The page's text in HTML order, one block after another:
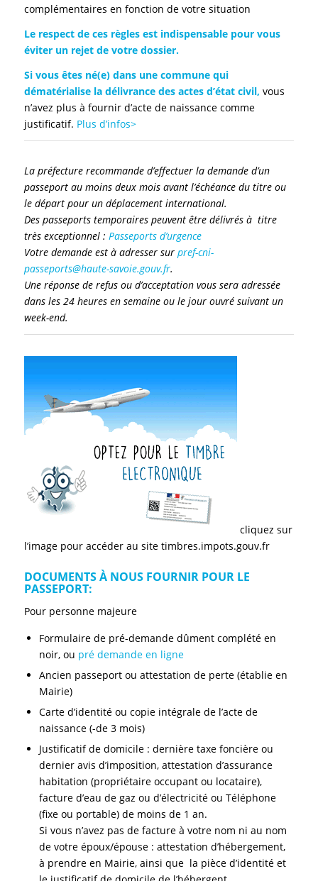
complémentaires en fonction de votre situation
Le respect de ces règles est indispensable pour vous
éviter un rejet de votre dossier.
Si vous êtes né(e) dans une commune qui
dématérialise la délivrance des actes d’état civil, vous
n’avez plus à fournir d’acte de naissance comme
justificatif. Plus d’infos>
La préfecture recommande d’effectuer la demande d’un
passeport au moins deux mois avant l’échéance du titre ou
le départ pour un déplacement international.
Des passeports temporaires peuvent être délivrés à titre
très exceptionnel : Passeports d’urgence
Votre demande est à adresser sur pref-cni-
passeports@haute-savoie.gouv.fr.
Une réponse de refus ou d’acceptation vous sera adressée
dans les 24 heures en semaine ou le jour ouvré suivant un
week-end.
cliquez sur
l’image pour accéder au site timbres.impots.gouv.fr
DOCUMENTS À NOUS FOURNIR POUR LE
PASSEPORT:
Pour personne majeure
Formulaire de pré-demande dûment complété en
noir, ou pré demande en ligne
Ancien passeport ou attestation de perte (établie en
Mairie)
Carte d’identité ou copie intégrale de l’acte de
naissance (-de 3 mois)
Justificatif de domicile : dernière taxe foncière ou
dernier avis d’imposition, attestation d’assurance
habitation (propriétaire occupant ou locataire),
facture d’eau de gaz ou d’électricité ou Téléphone
(fixe ou portable) de moins de 1 an.
Si vous n’avez pas de facture à votre nom ni au nom
de votre époux/épouse : attestation d’hébergement,
à prendre en Mairie, ainsi que la pièce d’identité et